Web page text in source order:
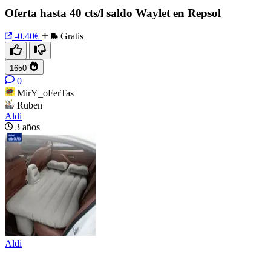
Oferta hasta 40 cts/l saldo Waylet en Repsol
-0.40€ Gratis
1650
0
MirY_oFerTas
Ruben
Aldi
3 años
Aldi